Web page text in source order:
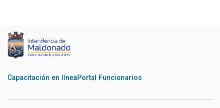
Capacitación en líneaPortal Funcionarios